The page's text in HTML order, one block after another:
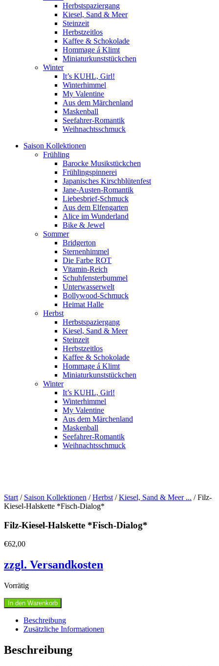
Herbstspaziergang
Kiesel, Sand & Meer
Steinzeit
Herbstzeitlos
Kaffee & Schokolade
Hommage á Klimt
Miniaturkunststückchen
Winter
It’s KUHL, Girl!
Winterhimmel
My Valentine
Aus dem Märchenland
Maskenball
Seefahrer-Romantik
Weihnachtsschmuck
Saison Kollektionen
Frühling
Barocke Musikstückchen
Frühlingspinnerei
Japanisches Kirschblütenfest
Jane-Austen-Romantik
Liebesbrief-Schmuck
Aus dem Elfengarten
Alice im Wunderland
Bike & Jewel
Sommer
Bridgerton
Sternenhimmel
Die Farbe ROT
Vitamin-Reich
Schuhfensterbummel
Unterwasserwelt
Bollywood-Schmuck
Heimat Halle
Herbst
Herbstspaziergang
Kiesel, Sand & Meer
Steinzeit
Herbstzeitlos
Kaffee & Schokolade
Hommage á Klimt
Miniaturkunststückchen
Winter
It’s KUHL, Girl!
Winterhimmel
My Valentine
Aus dem Märchenland
Maskenball
Seefahrer-Romantik
Weihnachtsschmuck
Start / Saison Kollektionen /Herbst /Kiesel, Sand & Meer ... / Filz-
Kiesel-Halskette *Fisch-Dialog*
Filz-Kiesel-Halskette *Fisch-Dialog*
€62,00
zzgl. Versandkosten
Vorrätig
Filz-
Kiesel-
Halskette
*Fisch-
Menge
In den Warenkorb
Beschreibung
Zusätzliche Informationen
Beschreibung